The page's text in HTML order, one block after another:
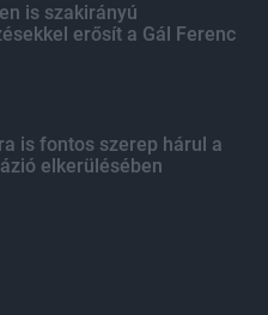
is szakirányú
erősít a Gál Ferenc
is fontos szerep hárul a
elkerülésében